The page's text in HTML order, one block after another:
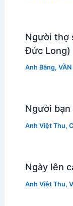
Người thợ
Đức Long)
Anh Bằng, VẦN
Người
Anh Việt Thu,
Ngày lên
Anh Việt Thu,